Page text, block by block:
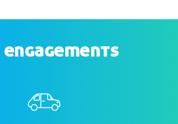
engagements